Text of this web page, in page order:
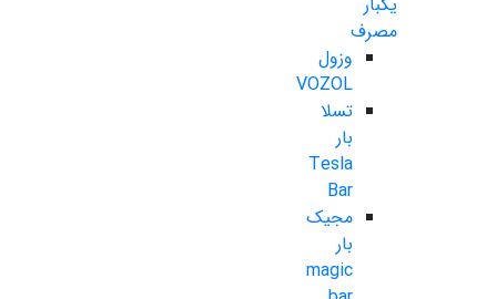
مصرف
وزول
VOZOL
تسلا
بار
Tesla
Bar
مجیک
بار
magic